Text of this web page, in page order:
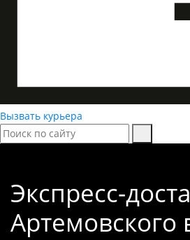
Вызвать курьера
Экспресс-
Артемовского